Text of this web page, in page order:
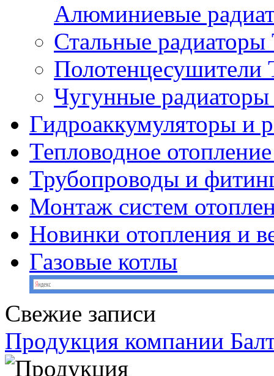
Алюминиевые
Стальные
Чугунные
Гидроаккумуляторы и
Тепловодное
Трубопроводы и
Монтаж систем
Новинки отопления и
Газовые котлы
Свежие записи
Продукция компании